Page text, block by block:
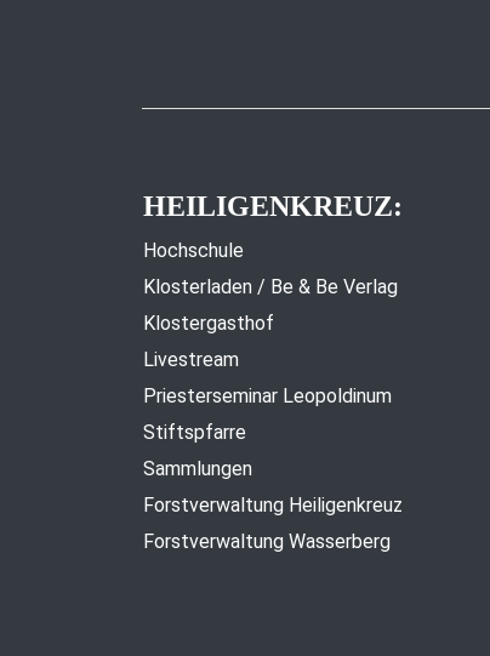
HEILIGENKREUZ:
Hochschule
Klosterladen / Be & Be Verlag
Klostergasthof
Livestream
Priesterseminar Leopoldinum
Stiftspfarre
Sammlungen
Forstverwaltung Heiligenkreuz
Forstverwaltung Wasserberg